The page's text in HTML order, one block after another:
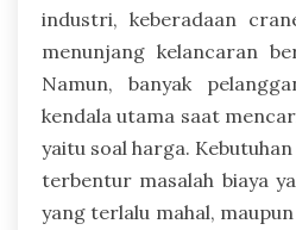
industri, keberadaan
menunjang kelancaran
Namun, banyak
kendala utama saat
yaitu soal harga.
terbentur masalah biaya
yang terlalu mahal,